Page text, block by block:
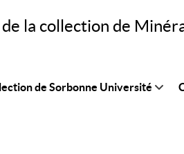
la collection de
de Sorbonne Université